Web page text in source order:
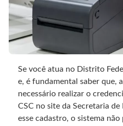
Se você atua no Distrito
e, é fundamental saber que,
necessário realizar o
CSC no site da Secretaria de
esse cadastro, o sistema